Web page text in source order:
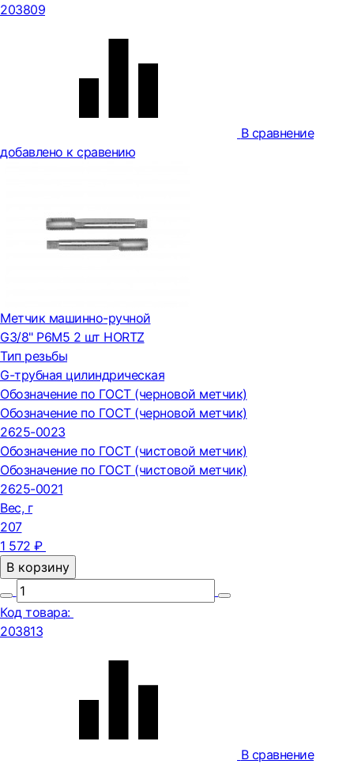
203809
В сравнение
добавлено к сравению
Метчик машинно-ручной
G3/8" Р6М5 2 шт HORTZ
Тип резьбы
G-трубная цилиндрическая
Обозначение по ГОСТ (черновой метчик)
Обозначение по ГОСТ (черновой метчик)
2625-0023
Обозначение по ГОСТ (чистовой метчик)
Обозначение по ГОСТ (чистовой метчик)
2625-0021
Вес, г
207
1 572 ₽
В корзину
Код товара:
203813
В сравнение